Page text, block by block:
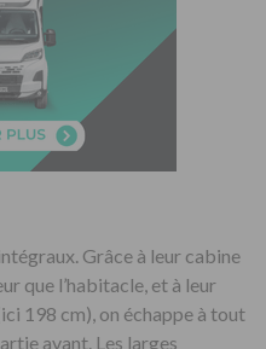
Grâce à leur cabine
que l’habitacle, et à leur
198 cm), on échappe à tout
avant. Les larges